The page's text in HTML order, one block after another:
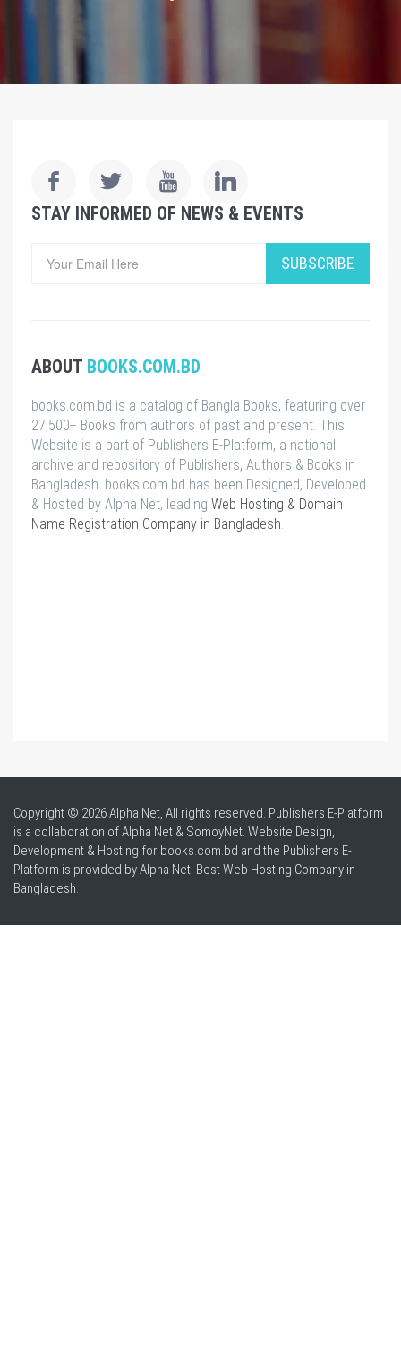
STAY INFORMED OF NEWS & EVENTS
SUBSCRIBE
ABOUT BOOKS.COM.BD
books.com.bd is a catalog of Bangla Books, featuring over
27,500+ Books from authors of past and present. This
Website is a part of Publishers E-Platform, a national
archive and repository of Publishers, Authors & Books in
Bangladesh. books.com.bd has been Designed, Developed
& Hosted by Alpha Net, leading Web Hosting & Domain
Name Registration Company in Bangladesh.
Copyright © 2026 Alpha Net, All rights reserved. Publishers E-Platform
is a collaboration of Alpha Net & SomoyNet. Website Design,
Development & Hosting for books.com.bd and the Publishers E-
Platform is provided by Alpha Net. BestWeb Hosting Company in
Bangladesh.